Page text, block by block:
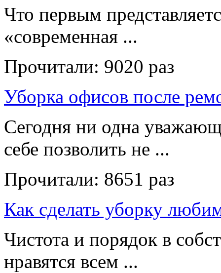
Что первым
«современная ...
Прочитали: 9020 раз
Уборка офисов после
Сегодня ни одна
себе позволить не ...
Прочитали: 8651 раз
Как сделать уборку
Чистота и порядок в
нравятся всем ...